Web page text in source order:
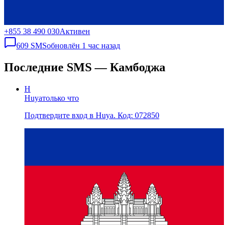
+855 38 490 030Активен
609 SMSобновлён 1 час назад
Последние SMS — Камбоджа
H
Huyaтолько что
Подтвердите вход в Huya. Код: 072850